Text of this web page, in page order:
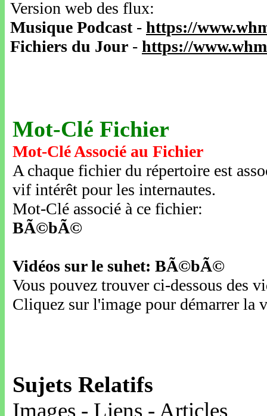
Version web des flux:
Musique Podcast- https://
Fichiers du Jour - https://
Mot-Clé Fichier
Mot-Clé Associé au Fichier
A chaque fichier du répertoire est
vif intérêt pour les internautes.
Mot-Clé associé à ce fichier:
BÃ©bÃ©
Vidéos sur le suhet: BÃ©bÃ©
Vous pouvez trouver ci-dessous des
Cliquez sur l'image pour démarrer la
Sujets Relatifs
Images - Liens - Articles